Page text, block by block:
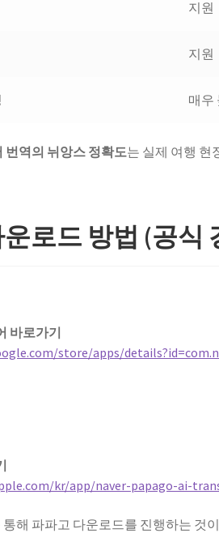
지원
지원
매우
역의 뉘앙스 정확도는 실제 여행 현
로드 방법 (공식
바로가기
store/apps/
kr/app/naver-papago-ai-
해 파파고 다운로드를 진행하는 것